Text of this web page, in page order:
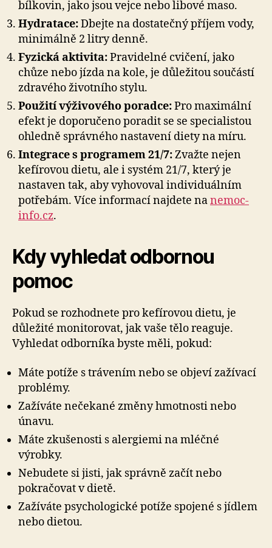
bílkovin, jako jsou vejce nebo libové maso.
Hydratace:Dbejte na dostatečný příjem vody,
minimálně 2 litry denně.
Fyzická aktivita:Pravidelné cvičení, jako
chůze nebo jízda na kole, je důležitou součástí
zdravého životního stylu.
Použití výživového poradce:Pro maximální
efekt je doporučeno poradit se se specialistou
ohledně správného nastavení diety na míru.
Integrace s programem 21/7:Zvažte nejen
kefírovou dietu, ale i systém 21/7, který je
nastaven tak, aby vyhovoval individuálním
potřebám. Více informací najdete nanemoc-
info.cz.
Kdy vyhledat odbornou
pomoc
Pokud se rozhodnete pro kefírovou dietu, je
důležité monitorovat, jak vaše tělo reaguje.
Vyhledat odborníka byste měli, pokud:
Máte potíže s trávením nebo se objeví zažívací
problémy.
Zažíváte nečekané změny hmotnosti nebo
únavu.
Máte zkušenosti s alergiemi na mléčné
výrobky.
Nebudete si jisti, jak správně začít nebo
pokračovat v dietě.
Zažíváte psychologické potíže spojené s jídlem
nebo dietou.